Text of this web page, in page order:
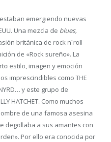
emergiendo nuevas
Una mezcla de blues,
británica de rock n´roll
de «Rock sureño». La
estilo, imagen y emoción
imprescindibles como THE
y este grupo de
HATCHET. Como muchos
de una famosa asesina
degollaba a sus amantes con
Por ello era conocida por